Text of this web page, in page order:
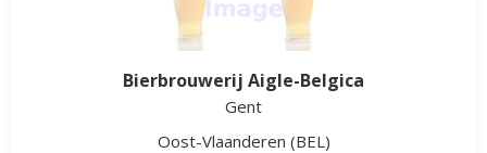
Bierbrouwerij Aigle-Belgica
Gent
Oost-Vlaanderen (BEL)